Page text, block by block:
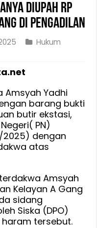
Diupah Rp
di Pengadilan
Hukum
Amsyah Yadhi
barang bukti
butir ekstasi,
PN)
2025) dengan
atas
Amsyah
Kelayan A Gang
sidang
Siska (DPO)
tersebut.